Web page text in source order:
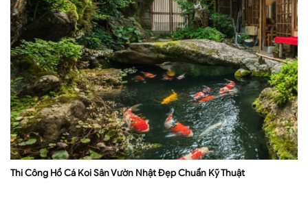
Thi Công Hồ Cá Koi Sân Vườn Nhật Đẹp Chuẩn Kỹ Thuật